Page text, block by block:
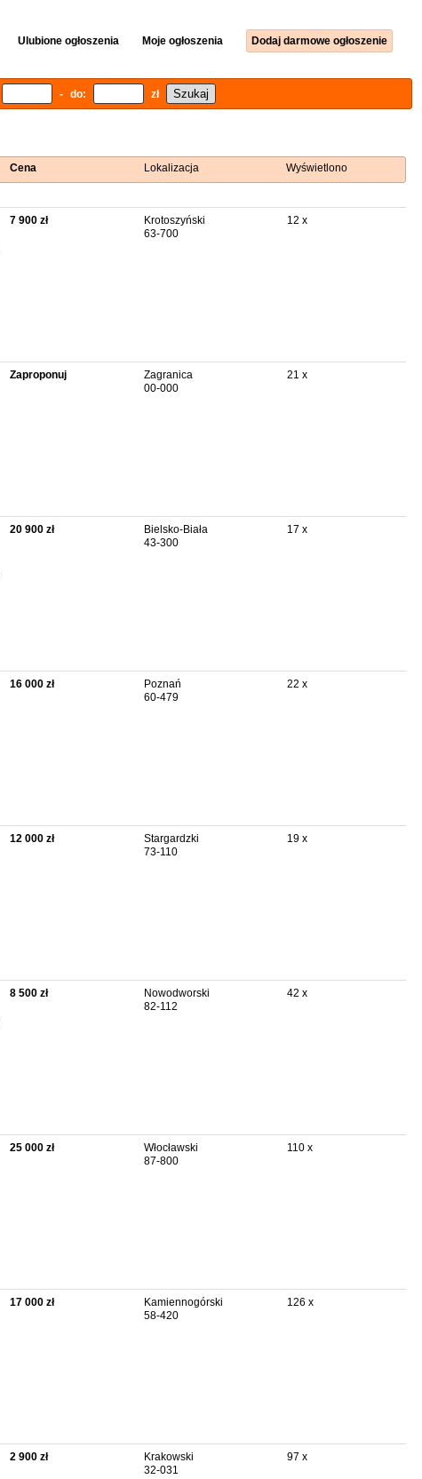
Ulubione ogłoszenia Moje ogłoszenia Dodaj darmowe ogłoszenie
- do: zł
Cena Lokalizacja Wyświetlono
7 900 zł
Krotoszyński
63-700
12 x
Zaproponuj
Zagranica
00-000
21 x
20 900 zł
Bielsko-Biała
43-300
17 x
16 000 zł
Poznań
60-479
22 x
12 000 zł
Stargardzki
73-110
19 x
8 500 zł
Nowodworski
82-112
42 x
25 000 zł
Włocławski
87-800
110 x
17 000 zł
Kamiennogórski
58-420
126 x
2 900 zł
Krakowski
32-031
97 x